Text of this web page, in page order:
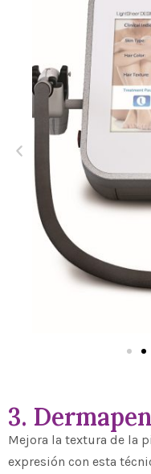
3. Dermapen
Mejora la textura de la
expresión con esta